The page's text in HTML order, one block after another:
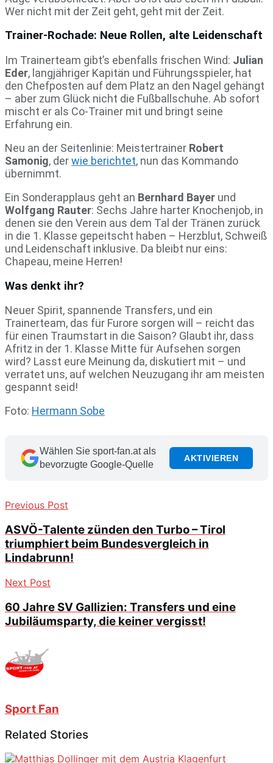
Wer nicht mit der Zeit geht, geht mit der Zeit.
Trainer-Rochade: Neue Rollen, alte Leidenschaft
Im Trainerteam gibt’s ebenfalls frischen Wind: Julian
Eder, langjähriger Kapitän und Führungsspieler, hat
den Chefposten auf dem Platz an den Nagel gehängt
– aber zum Glück nicht die Fußballschuhe. Ab sofort
mischt er als Co-Trainer mit und bringt seine
Erfahrung ein.
Neu an der Seitenlinie: Meistertrainer Robert
Samonig, derwie berichtet, nun das Kommando
übernimmt.
Ein Sonderapplaus geht an Bernhard Bayer und
Wolfgang Rauter: Sechs Jahre harter Knochenjob, in
denen sie den Verein aus dem Tal der Tränen zurück
in die 1. Klasse gepeitscht haben – Herzblut, Schweiß
und Leidenschaft inklusive. Da bleibt nur eins:
Chapeau, meine Herren!
Was denkt ihr?
Neuer Spirit, spannende Transfers, und ein
Trainerteam, das für Furore sorgen will – reicht das
für einen Traumstart in die Saison? Glaubt ihr, dass
Afritz in der 1. Klasse Mitte für Aufsehen sorgen
wird? Lasst eure Meinung da, diskutiert mit – und
verratet uns, auf welchen Neuzugang ihr am meisten
gespannt seid!
Foto: Hermann Sobe
Wählen Sie sport-fan.at als
bevorzugte Google-Quelle
AKTIVIEREN
Previous Post
ASVÖ-Talente zünden den Turbo – Tirol
triumphiert beim Bundesvergleich in
Lindabrunn!
Next Post
60 Jahre SV Gallizien: Transfers und eine
Jubiläumsparty, die keiner vergisst!
Sport Fan
Related Stories